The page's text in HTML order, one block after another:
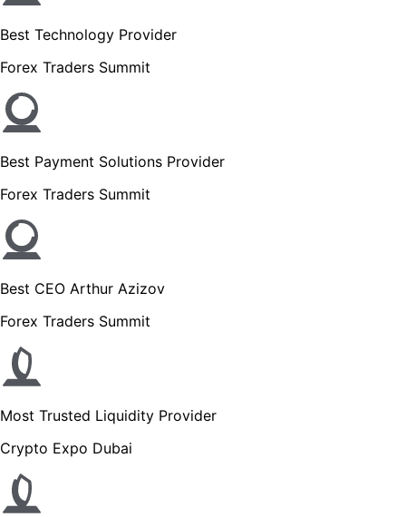
Best Technology Provider
Forex Traders Summit
Best Payment Solutions Provider
Forex Traders Summit
Best CEO Arthur Azizov
Forex Traders Summit
Most Trusted Liquidity Provider
Crypto Expo Dubai